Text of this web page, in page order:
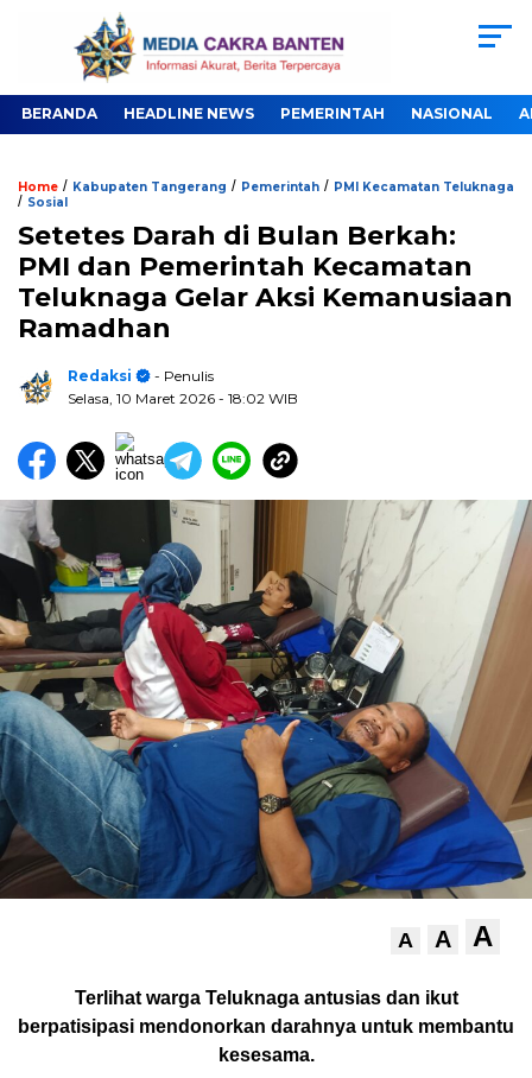
BERANDA HEADLINE NEWS PEMERINTAH NASIONAL
Home / Kabupaten Tangerang / Pemerintah / PMI Kecamatan Teluknaga
/ Sosial
Setetes Darah di Bulan Berkah:
PMI dan Pemerintah Kecamatan
Teluknaga Gelar Aksi Kemanusiaan
Ramadhan
Redaksi
- Penulis
Selasa, 10 Maret 2026 - 18:02 WIB
A A A
Terlihat warga Teluknaga antusias dan ikut
berpatisipasi mendonorkan darahnya untuk membantu
kesesama.